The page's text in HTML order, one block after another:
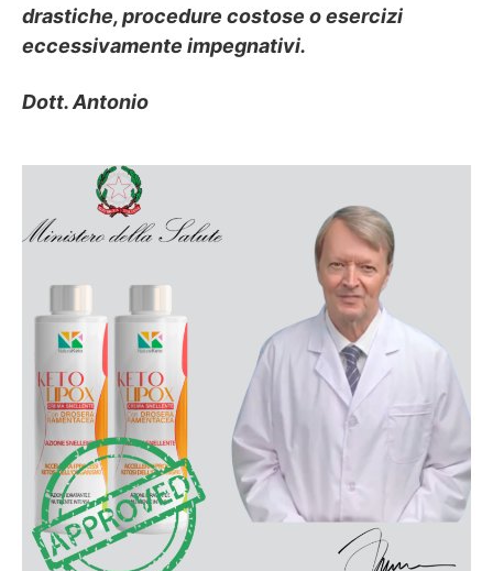
drastiche, procedure costose o esercizi
eccessivamente impegnativi.
Dott. Antonio